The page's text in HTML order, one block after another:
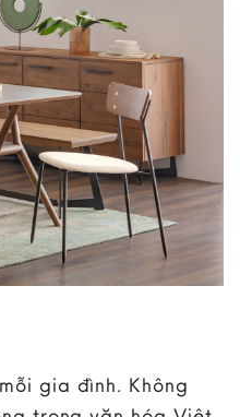
gia đình. Không